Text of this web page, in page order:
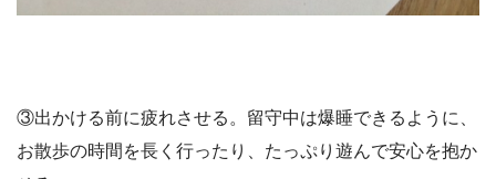
③出かける前に疲れさせる。留守中は爆睡できるように、
お散歩の時間を長く行ったり、たっぷり遊んで安心を抱か